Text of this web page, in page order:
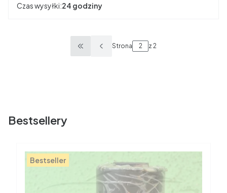
Czas wysyłki:24 godziny
Wróć do pierwszej strony z produktami
Strona z 2
Bestsellery
Bestseller